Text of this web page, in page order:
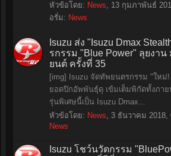
หัวข้อโดย: News, 13 กุมภาพันธ์
อรั่ม: News
Isuzu ส่ง "Isuzu Dmax
รกรรม "Blue Power" ลุยงา
ยนต์ ครั้งที่ 35
[img] Isuzu จัดทัพยนตรกรรม "ใหม่!
ยอดปิกอัพพันธุ์ดุ เข้มเต็มพิกัดทั้งภา
รุ่นพิเศษนี้เป็น Isuzu Dmax...
หัวข้อโดย: News, 3 ธันวาคม 2018,
News
Isuzu โชว์นวัตกรรม